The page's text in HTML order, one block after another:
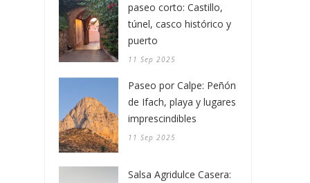
paseo corto: Castillo,
túnel, casco histórico y
puerto
11 Sep 2025
Paseo por Calpe: Peñón
de Ifach, playa y lugares
imprescindibles
11 Sep 2025
Salsa Agridulce Casera: